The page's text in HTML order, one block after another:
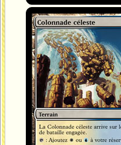
Colonnade céleste